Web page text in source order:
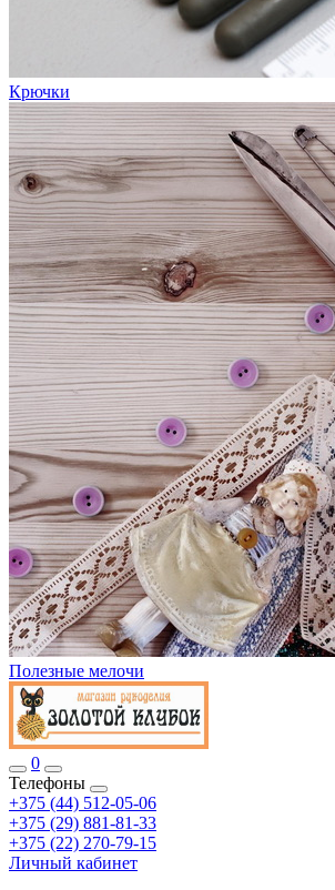
Крючки
Полезные мелочи
0
Телефоны
+375 (44) 512-05-06
+375 (29) 881-81-33
+375 (22) 270-79-15
Личный кабинет